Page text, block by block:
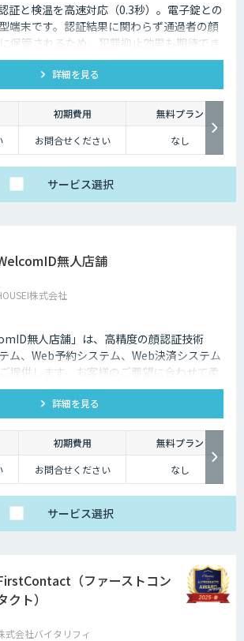
証と検温を高速対応（0.3秒）。電子錠との
端末です。認証結果に関わらず通過者の顔
保管されるため、犯罪抑止効果も期待でき
詳細を見る
初期費用
無料プラン
お問合せください なし
サービス選択
無人店舗
株式会社
無人店舗」は、高精度の顔認証技術
ム、Web予約システム、Web決済システム
提供します。お客様のご要望に合わせて柔
。
詳細を見る
初期費用
無料プラン
お問合せください なし
サービス選択
（ファーストコン
クト）
式会社バイタリフィ